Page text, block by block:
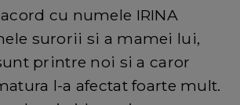
cu numele IRINA
surorii si a mamei lui,
printre noi si a caror
l-a afectat foarte mult.